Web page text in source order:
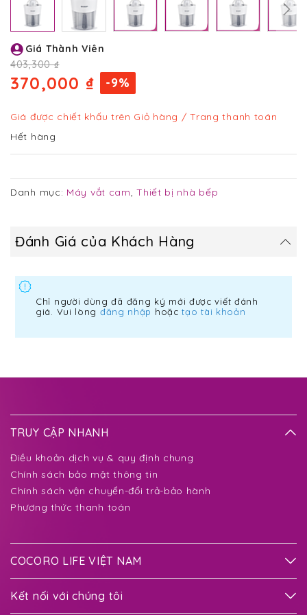
đến
phần
đầu
của
viện
ảnh
Giá Thành Viên
403,300 ₫
370,000 ₫ -9%
Giá được chiết khấu trên Giỏ hàng / Trang thanh toán
Hết hàng
Danh mục: Máy vắt cam,Thiết bị nhà bếp
Đánh Giá của Khách Hàng
Chỉ người dùng đã đăng ký mới được viết đánh
giá. Vui lòng đăng nhập hoặctạo tài khoản
TRUY CẬP NHANH
Điều khoản dịch vụ & quy định chung
Chính sách bảo mật thông tin
Chính sách vận chuyển-đổi trả-bảo hành
Phương thức thanh toán
COCORO LIFE VIỆT NAM
Kết nối với chúng tôi